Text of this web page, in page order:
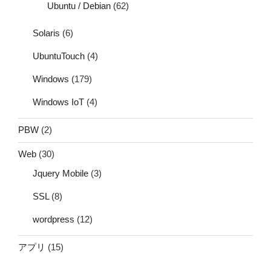
Ubuntu / Debian (62)
Solaris (6)
UbuntuTouch (4)
Windows (179)
Windows IoT (4)
PBW (2)
Web (30)
Jquery Mobile (3)
SSL(8)
wordpress (12)
アプリ (15)